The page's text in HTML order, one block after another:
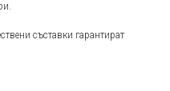
съставки гарантират